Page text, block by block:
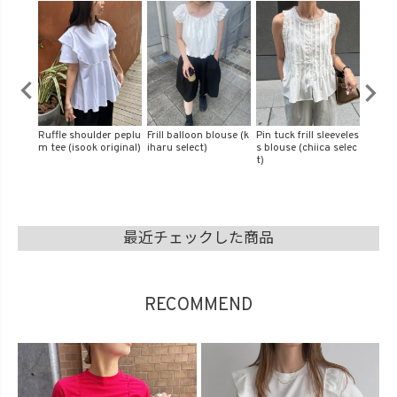
Pin tuck frill sleeveles
s blouse (chiica selec
Balloon long one-pie
ce (kiharu select)
Side ribbon nylon wo
rk vest (chiica origin
al)
最近チェックした商品
RECOMMEND